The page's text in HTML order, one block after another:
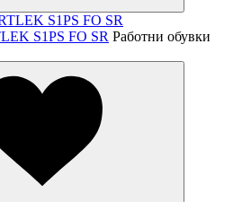
S1PS FO SR Работни обувки